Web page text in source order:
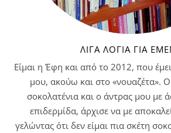
ΛΊΓΑ ΛΌΓΙΑ ΓΙΑ
Είμαι η Έφη και από το 2012, που
μου, ακούω και στο «νουαζέτα».
σοκολατένια και ο άντρας μου με
επιδερμίδα, άρχισε να με
γελώντας ότι δεν είμαι πια σκέτη